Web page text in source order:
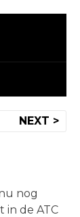
NEXT >
nog
in de ATC